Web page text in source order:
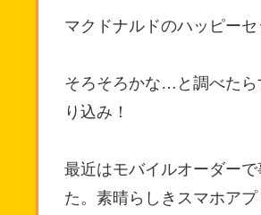
マクドナルドのハッピー
そろそろかな…と調べたら
り込み！
最近はモバイルオーダー
た。素晴らしきスマホアプ